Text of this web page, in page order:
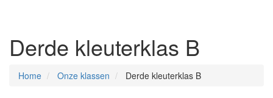
Derde kleuterklas B
Home Onze klassen Derde kleuterklas B